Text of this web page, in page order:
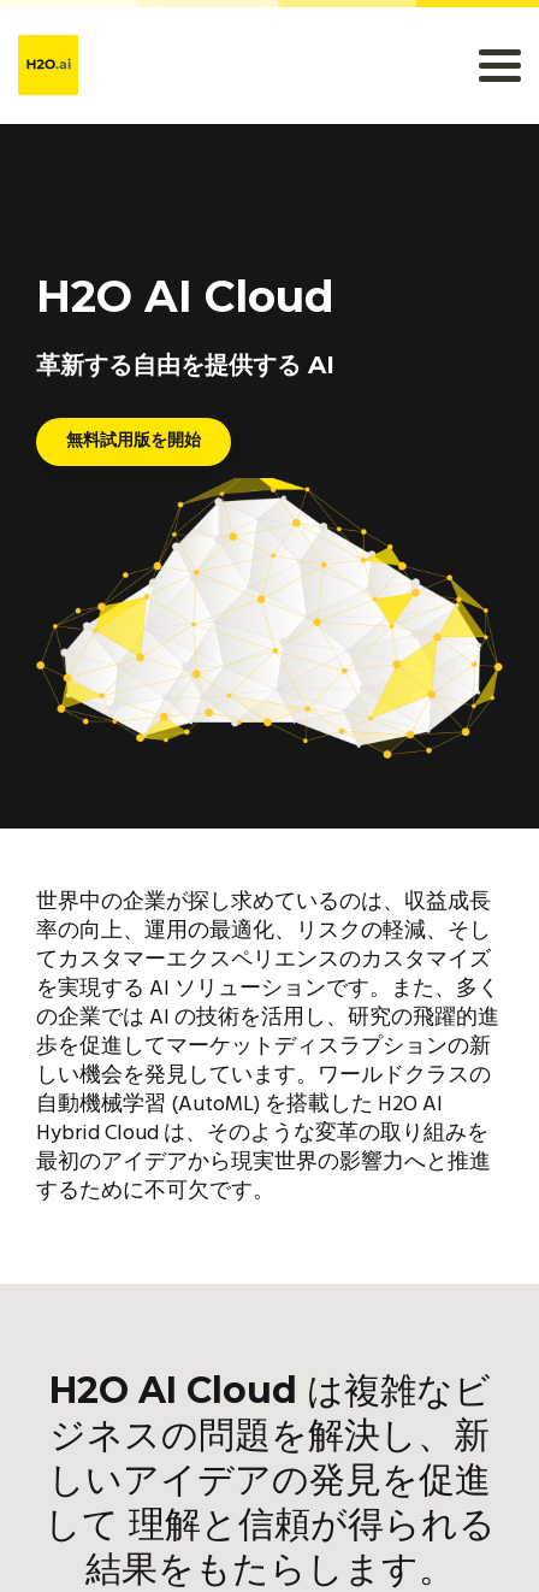
H2O AI Cloud
革新する自由を提供する AI
無料試用版を開始
世界中の企業が探し求めているのは、収益成長
率の向上、運用の最適化、リスクの軽減、そし
てカスタマーエクスペリエンスのカスタマイズ
を実現する AI ソリューションです。また、多く
の企業では AI の技術を活用し、研究の飛躍的進
歩を促進してマーケットディスラプションの新
しい機会を発見しています。ワールドクラスの
自動機械学習 (AutoML) を搭載した H2O AI
Hybrid Cloud は、そのような変革の取り組みを
最初のアイデアから現実世界の影響力へと推進
するために不可欠です。
H2O AI Cloud は複雑なビ
ジネスの問題を解決し、新
しいアイデアの発見を促進
して 理解と信頼が得られる
結果をもたらします。